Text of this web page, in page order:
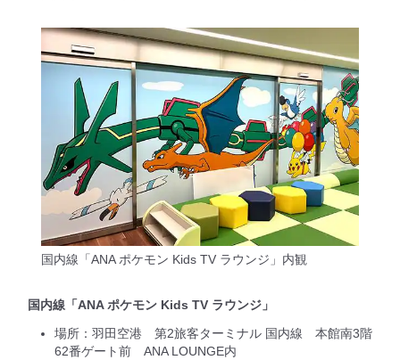
国内線「ANA ポケモン Kids TV ラウンジ」内観
国内線「ANA ポケモン Kids TV ラウンジ」
場所：羽田空港 第2旅客ターミナル 国内線 本館南3階
62番ゲート前 ANA LOUNGE内